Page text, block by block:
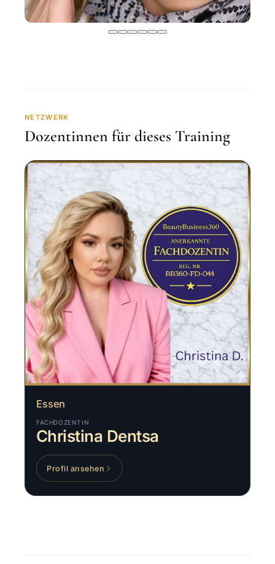
NETZWERK
Dozentinnen für dieses Training
Essen
FACHDOZENTIN
Christina Dentsa
Profil ansehen